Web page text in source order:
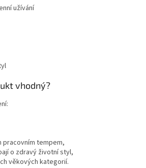
užívání
vhodný?
pracovním tempem,
o zdravý životní styl,
věkových kategorií.